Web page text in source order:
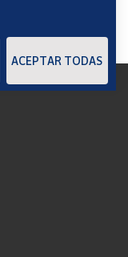
ACEPTAR TODAS